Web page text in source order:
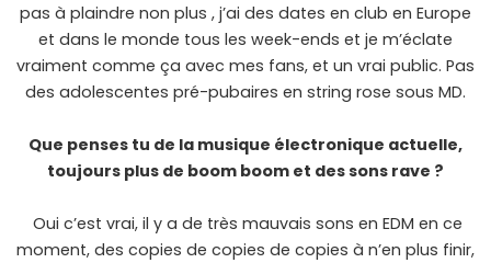
pas à plaindre non plus , j’ai des dates en club en Europe
et dans le monde tous les week-ends et je m’éclate
vraiment comme ça avec mes fans, et un vrai public. Pas
des adolescentes pré-pubaires en string rose sous MD.
Que penses tu de la musique électronique actuelle,
toujours plus de boom boom et des sons rave ?
Oui c’est vrai, il y a de très mauvais sons en EDM en ce
moment, des copies de copies de copies à n’en plus finir,